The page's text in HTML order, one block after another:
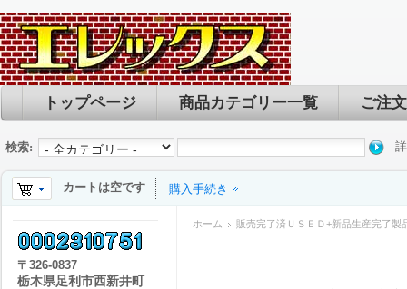
トップページ 商品カテゴリー一覧 ご注
検索:
カートは空です 購入手続き
ホーム 販売完了済ＵＳＥＤ+新品生産完了製
〒 326-0837
栃木県足利市西新井町